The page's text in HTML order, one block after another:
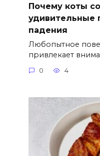
Почему коты
падения
Любопытное
привлекает
0 4